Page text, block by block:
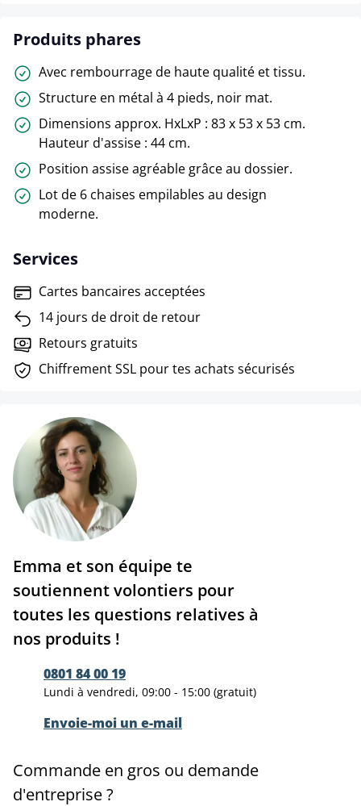
Produits phares
Avec rembourrage de haute qualité et tissu.
Structure en métal à 4 pieds, noir mat.
Dimensions approx. HxLxP : 83 x 53 x 53 cm.
Hauteur d'assise : 44 cm.
Position assise agréable grâce au dossier.
Lot de 6 chaises empilables au design
moderne.
Services
Cartes bancaires acceptées
14 jours de droit de retour
Retours gratuits
Chiffrement SSL pour tes achats sécurisés
Emma et son équipe te
soutiennent volontiers pour
toutes les questions relatives à
nos produits !
0801 84 00 19
Lundi à vendredi, 09:00 - 15:00 (gratuit)
Envoie-moi un e-mail
Commande en gros ou demande
d'entreprise ?